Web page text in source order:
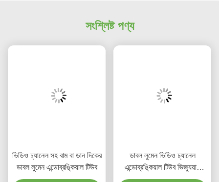
সংশ্লিষ্ট পণ্য
ভিডিও চ্যানেল সহ বাম বা ডান দিকের
ডাবল লুমেন এন্ডোব্রঙ্কিয়াল টিউব
ডাবল লুমেন ভিডিও চ্যানেল
এন্ডোব্রঙ্কিয়াল টিউব ভিজ্যুয়াল
ওরাল পিভিসি প্লেইন